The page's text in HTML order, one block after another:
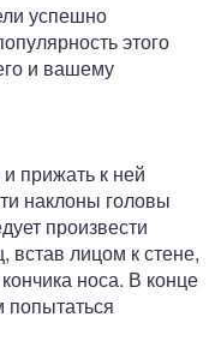
успешно
этого
и вашему
прижать к ней
наклоны головы
произвести
встав лицом к стене,
носа. В конце
попытаться